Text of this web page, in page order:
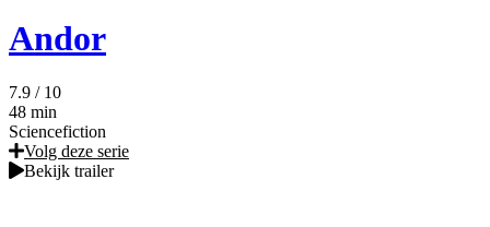
Andor
7.9 / 10
48 min
Sciencefiction
Volg deze serie
Bekijk trailer